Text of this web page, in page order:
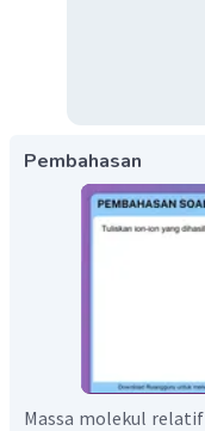
Pembahasan
Massa molekul